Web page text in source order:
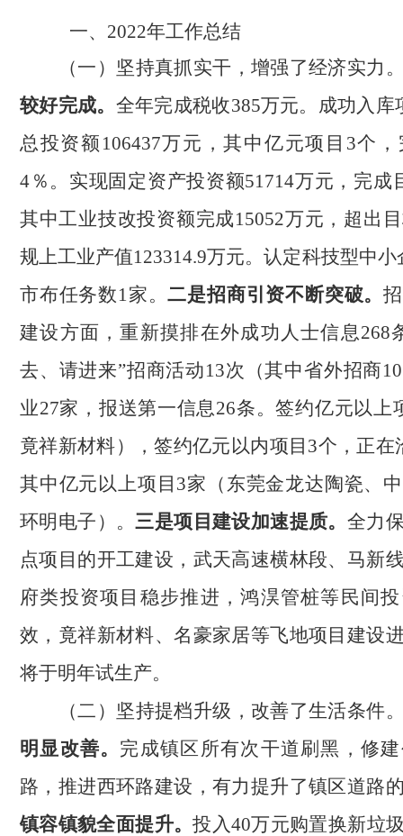
一、 2022年工作总结
（一）坚持真抓实干，增强了经济实力
较好完成。 全年完成税收385万元。成功入库
总投资额106437万元，其中亿元项目3个
4％。实现固定资产投资额51714万元，完成
其中工业技改投资额完成15052万元，超出
规上工业产值123314.9万元。认定科技型中
市布任务数1家。二是招商引资不断突破。
建设方面，重新摸排在外成功人士信息268
去、请进来”招商活动13次（其中省外招商
业27家，报送第一信息26条。签约亿元以上
竟祥新材料），签约亿元以内项目3个，正在
其中亿元以上项目3家（东莞金龙达陶瓷、
环明电子）。三是项目建设加速提质。 全力
点项目的开工建设，武天高速横林段、马新
府类投资项目稳步推进，鸿淏管桩等民间
效，竟祥新材料、名豪家居等飞地项目建设
将于明年试生产。
（二）坚持提档升级，改善了生活条件
明显改善。 完成镇区所有次干道刷黑，修
路，推进西环路建设，有力提升了镇区道路
镇容镇貌全面提升。投入40万元购置换新垃